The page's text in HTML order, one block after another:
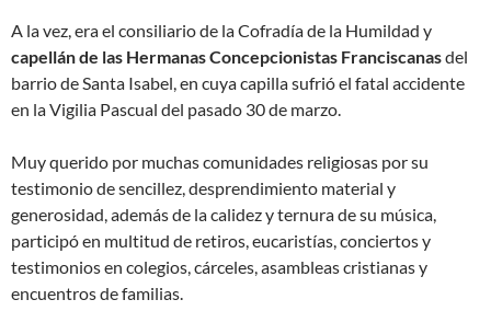
A la vez, era el consiliario de la Cofradía de la Humildad y
capellán de las Hermanas Concepcionistas Franciscanasdel
barrio de Santa Isabel, en cuya capilla sufrió el fatal accidente
en la Vigilia Pascual del pasado 30 de marzo.
Muy querido por muchas comunidades religiosas por su
testimonio de sencillez, desprendimiento material y
generosidad, además de la calidez y ternura de su música,
participó en multitud de retiros, eucaristías, conciertos y
testimonios en colegios, cárceles, asambleas cristianas y
encuentros de familias.